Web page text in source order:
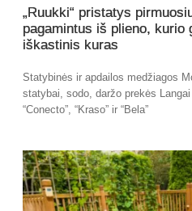
„Ruukki“ pristatys
pagamintus iš plieno, kurio
iškastinis kuras
Statybinės ir apdailos medžiagos
statybai, sodo, daržo prekės
“Conecto”, “Kraso” ir “Bela”